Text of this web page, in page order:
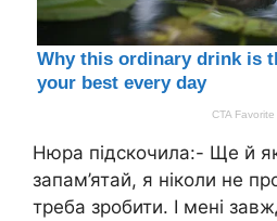
Нюра підскочила:- Ще й
запам’ятай, я ніколи не
треба зробити. І мені